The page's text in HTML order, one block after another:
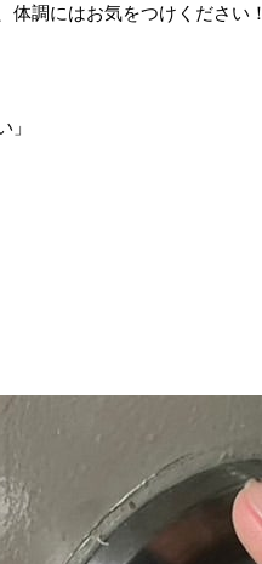
調にはお気をつけください！